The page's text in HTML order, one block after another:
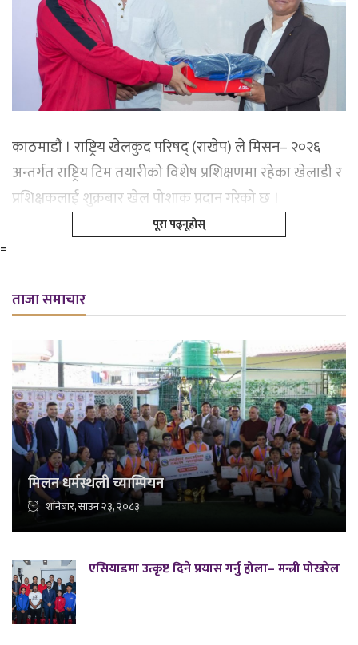
काठमाडौं । राष्ट्रिय खेलकुद परिषद् (राखेप) ले मिसन– २०२६
अन्तर्गत राष्ट्रिय टिम तयारीको विशेष प्रशिक्षणमा रहेका खेलाडी र
प्रशिक्षकलाई शुक्रबार खेल पोशाक प्रदान गरेको छ ।
पूरा पढ्नूहोस्
=
ताजा समाचार
मिलन धर्मस्थली च्याम्पियन
शनिबार, साउन २३, २०८३
एसियाडमा उत्कृष्ट दिने प्रयास गर्नु होला– मन्त्री पोखरेल